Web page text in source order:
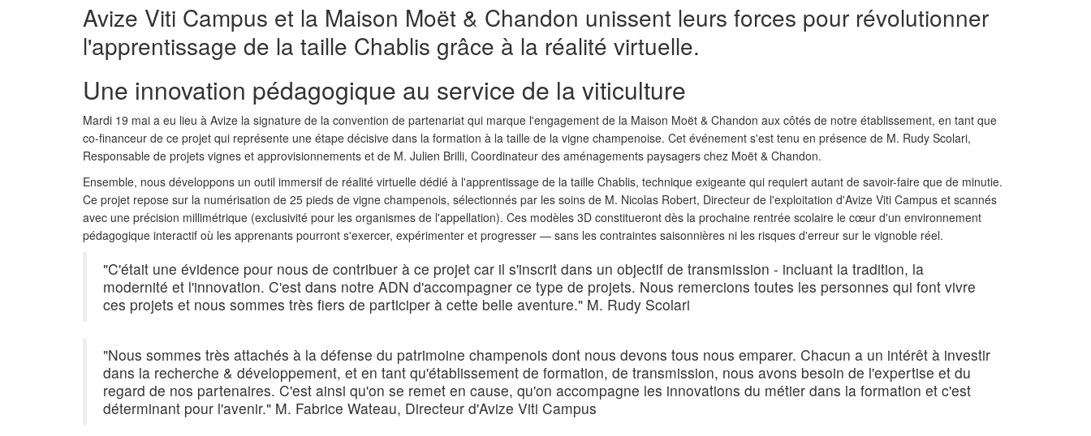
Avize Viti Campus et la Maison Moët & Chandon unissent leurs forces pour révolutionner
l'apprentissage de la taille Chablis grâce à la réalité virtuelle.
Une innovation pédagogique au service de la viticulture
Mardi 19 mai a eu lieu à Avize la signature de la convention de partenariat qui marque l'engagement de la Maison Moët & Chandon aux côtés de notre établissement, en tant que
co-financeur de ce projet qui représente une étape décisive dans la formation à la taille de la vigne champenoise. Cet événement s'est tenu en présence de M. Rudy Scolari,
Responsable de projets vignes et approvisionnements et de M. Julien Brilli, Coordinateur des aménagements paysagers chez Moët & Chandon.
Ensemble, nous développons un outil immersif de réalité virtuelle dédié à l'apprentissage de la taille Chablis, technique exigeante qui requiert autant de savoir-faire que de minutie.
Ce projet repose sur la numérisation de 25 pieds de vigne champenois, sélectionnés par les soins de M. Nicolas Robert, Directeur de l'exploitation d'Avize Viti Campus et scannés
avec une précision millimétrique (exclusivité pour les organismes de l'appellation). Ces modèles 3D constitueront dès la prochaine rentrée scolaire le cœur d'un environnement
pédagogique interactif où les apprenants pourront s'exercer, expérimenter et progresser — sans les contraintes saisonnières ni les risques d'erreur sur le vignoble réel.
"C'était une évidence pour nous de contribuer à ce projet car il s'inscrit dans un objectif de transmission - incluant la tradition, la
modernité et l'innovation. C'est dans notre ADN d'accompagner ce type de projets. Nous remercions toutes les personnes qui font vivre
ces projets et nous sommes très fiers de participer à cette belle aventure." M. Rudy Scolari
"Nous sommes très attachés à la défense du patrimoine champenois dont nous devons tous nous emparer. Chacun a un intérêt à investir
dans la recherche & développement, et en tant qu'établissement de formation, de transmission, nous avons besoin de l'expertise et du
regard de nos partenaires. C'est ainsi qu'on se remet en cause, qu'on accompagne les innovations du métier dans la formation et c'est
déterminant pour l'avenir." M. Fabrice Wateau, Directeur d'Avize Viti Campus